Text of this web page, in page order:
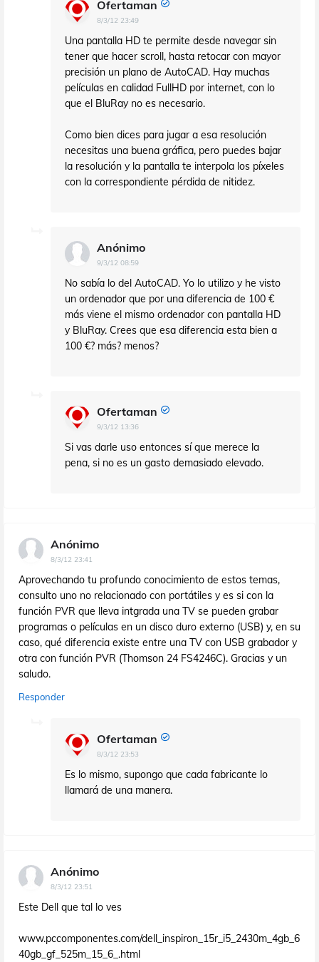
Ofertaman
8/3/12 23:49
Una pantalla HD te permite desde navegar sin
tener que hacer scroll, hasta retocar con mayor
precisión un plano de AutoCAD. Hay muchas
películas en calidad FullHD por internet, con lo
que el BluRay no es necesario.
Como bien dices para jugar a esa resolución
necesitas una buena gráfica, pero puedes bajar
la resolución y la pantalla te interpola los píxeles
con la correspondiente pérdida de nitidez.
Anónimo
9/3/12 08:59
No sabía lo del AutoCAD. Yo lo utilizo y he visto
un ordenador que por una diferencia de 100 €
más viene el mismo ordenador con pantalla HD
y BluRay. Crees que esa diferencia esta bien a
100 €? más? menos?
Ofertaman
9/3/12 13:36
Si vas darle uso entonces sí que merece la
pena, si no es un gasto demasiado elevado.
Anónimo
8/3/12 23:41
Aprovechando tu profundo conocimiento de estos temas,
consulto uno no relacionado con portátiles y es si con la
función PVR que lleva intgrada una TV se pueden grabar
programas o películas en un disco duro externo (USB) y, en su
caso, qué diferencia existe entre una TV con USB grabador y
otra con función PVR (Thomson 24 FS4246C). Gracias y un
saludo.
Responder
Ofertaman
8/3/12 23:53
Es lo mismo, supongo que cada fabricante lo
llamará de una manera.
Anónimo
8/3/12 23:51
Este Dell que tal lo ves
www.pccomponentes.com/dell_inspiron_15r_i5_2430m_4gb_6
40gb_gf_525m_15_6_.html